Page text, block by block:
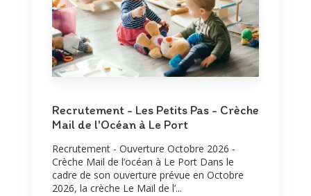
Recrutement - Les Petits Pas - Crèche
Mail de l'Océan à Le Port
Recrutement - Ouverture Octobre 2026 -
Crèche Mail de l’océan à Le Port Dans le
cadre de son ouverture prévue en Octobre
2026, la crèche Le Mail de l’...